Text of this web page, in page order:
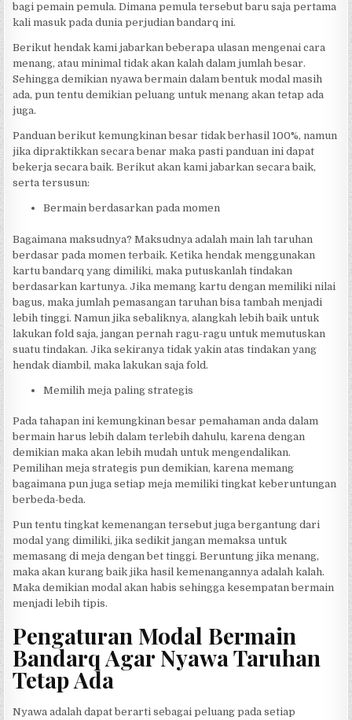
bagi pemain pemula. Dimana pemula tersebut baru saja pertama
kali masuk pada dunia perjudian bandarq ini.
Berikut hendak kami jabarkan beberapa ulasan mengenai cara
menang, atau minimal tidak akan kalah dalam jumlah besar.
Sehingga demikian nyawa bermain dalam bentuk modal masih
ada, pun tentu demikian peluang untuk menang akan tetap ada
juga.
Panduan berikut kemungkinan besar tidak berhasil 100%, namun
jika dipraktikkan secara benar maka pasti panduan ini dapat
bekerja secara baik. Berikut akan kami jabarkan secara baik,
serta tersusun:
Bermain berdasarkan pada momen
Bagaimana maksudnya? Maksudnya adalah main lah taruhan
berdasar pada momen terbaik. Ketika hendak menggunakan
kartu bandarq yang dimiliki, maka putuskanlah tindakan
berdasarkan kartunya. Jika memang kartu dengan memiliki nilai
bagus, maka jumlah pemasangan taruhan bisa tambah menjadi
lebih tinggi. Namun jika sebaliknya, alangkah lebih baik untuk
lakukan fold saja, jangan pernah ragu-ragu untuk memutuskan
suatu tindakan. Jika sekiranya tidak yakin atas tindakan yang
hendak diambil, maka lakukan saja fold.
Memilih meja paling strategis
Pada tahapan ini kemungkinan besar pemahaman anda dalam
bermain harus lebih dalam terlebih dahulu, karena dengan
demikian maka akan lebih mudah untuk mengendalikan.
Pemilihan meja strategis pun demikian, karena memang
bagaimana pun juga setiap meja memiliki tingkat keberuntungan
berbeda-beda.
Pun tentu tingkat kemenangan tersebut juga bergantung dari
modal yang dimiliki, jika sedikit jangan memaksa untuk
memasang di meja dengan bet tinggi. Beruntung jika menang,
maka akan kurang baik jika hasil kemenangannya adalah kalah.
Maka demikian modal akan habis sehingga kesempatan bermain
menjadi lebih tipis.
Pengaturan Modal Bermain
Bandarq Agar Nyawa Taruhan
Tetap Ada
Nyawa adalah dapat berarti sebagai peluang pada setiap